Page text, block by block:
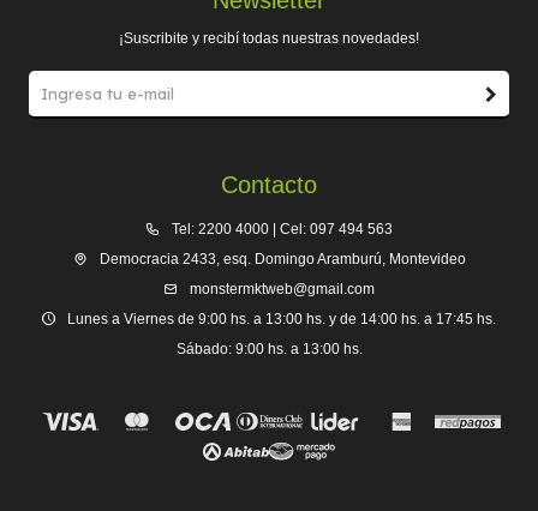
Contacto
Tel: 2200 4000 | Cel: 097 494 563
Democracia 2433, esq. Domingo Aramburú, Montevideo
monstermktweb@gmail.com
Lunes a Viernes de 9:00 hs. a 13:00 hs. y de 14:00 hs. a 17:45 hs.
Sábado: 9:00 hs. a 13:00 hs.
¡Suscribite y recibí todas nuestras novedades!